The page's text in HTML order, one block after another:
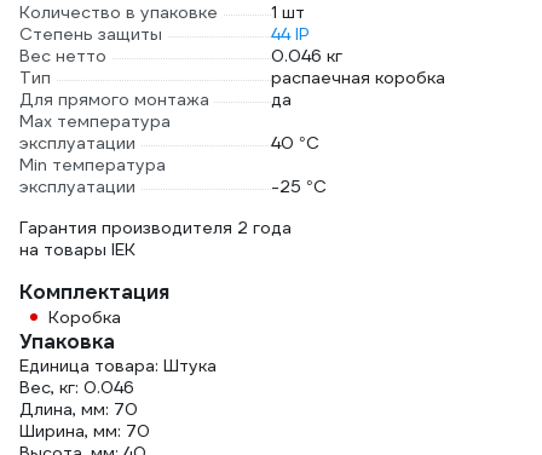
Количество в упаковке
1 шт
Степень защиты
44 IP
Вес нетто
0.046 кг
Тип
распаечная коробка
Для прямого монтажа
да
Max температура
эксплуатации
40 °С
Min температура
эксплуатации
-25 °С
Гарантия производителя 2 года
на товары IEK
Комплектация
Коробка
Упаковка
Единица товара: Штука
Вес, кг: 0.046
Длина, мм: 70
Ширина, мм: 70